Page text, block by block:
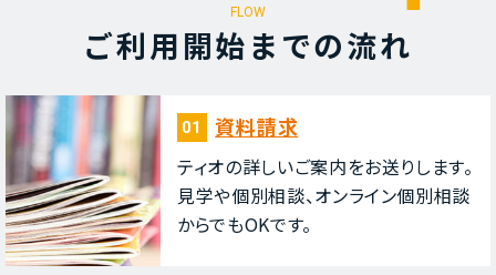
FLOW
ご利⽤開始までの流れ
01 資料請求
ティオの詳しいご案内をお送りします。
⾒学や個別相談、オンライン個別相談
からでもOKです。